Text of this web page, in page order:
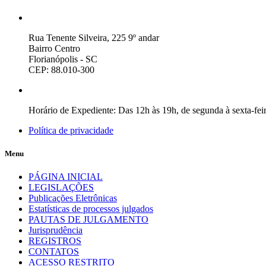
Rua Tenente Silveira, 225 9º andar
Bairro Centro
Florianópolis - SC
CEP: 88.010-300
Horário de Expediente: Das 12h às 19h, de segunda à sexta-
Política de privacidade
Menu
PÁGINA INICIAL
LEGISLAÇÕES
Publicações Eletrônicas
Estatísticas de processos julgados
PAUTAS DE JULGAMENTO
Jurisprudência
REGISTROS
CONTATOS
ACESSO RESTRITO